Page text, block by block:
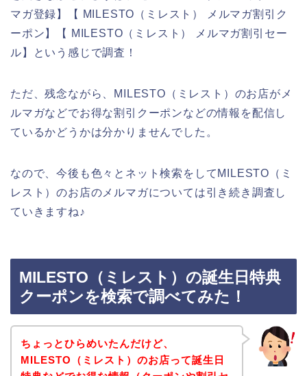
マガ登録】【 MILESTO（ミレスト） メルマガ割引ク
ーポン】【 MILESTO（ミレスト） メルマガ割引セー
ル】という感じで調査！
ただ、残念ながら、MILESTO（ミレスト）のお店がメ
ルマガなどでお得な割引クーポンなどの情報を配信し
ているかどうかは分かりませんでした。
なので、今後も色々とネット検索をしてMILESTO（ミ
レスト）のお店のメルマガについては引き続き調査し
ていきますね♪
MILESTO（ミレスト）の誕生日特典
クーポンを検索で調べてみた！
ちょっとひらめいたんだけど、
MILESTO（ミレスト）のお店って誕生日